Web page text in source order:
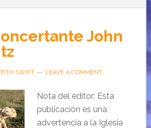
John
SWIFT LEAVE A COMMENT
Nota del editor: Esta
publicación es una
advertencia a la Iglesia